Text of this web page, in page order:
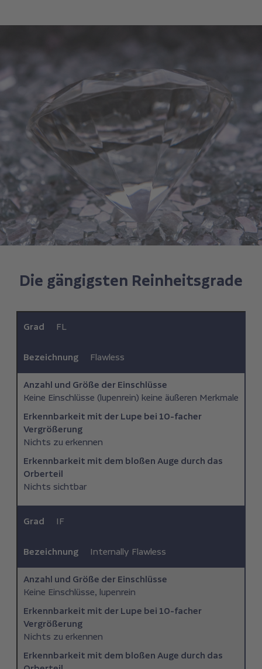
Die gängigsten Reinheitsgrade
Grad FL
Bezeichnung Flawless
Anzahl und Größe der Einschlüsse
Keine Einschlüsse (lupenrein) keine äußeren Merkmale
Erkennbarkeit mit der Lupe bei 10-facher
Vergrößerung
Nichts zu erkennen
Erkennbarkeit mit dem bloßen Auge durch das
Orberteil
Nichts sichtbar
Grad IF
Bezeichnung Internally Flawless
Anzahl und Größe der Einschlüsse
Keine Einschlüsse, lupenrein
Erkennbarkeit mit der Lupe bei 10-facher
Vergrößerung
Nichts zu erkennen
Erkennbarkeit mit dem bloßen Auge durch das